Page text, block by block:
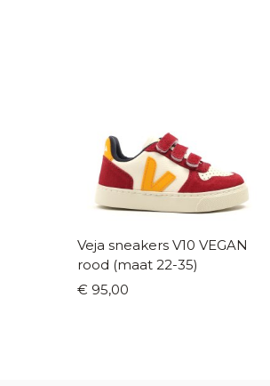
Veja sneakers V10 VEGAN
rood (maat 22-35)
€ 95,00